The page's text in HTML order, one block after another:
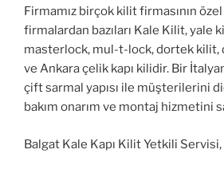
Firmamız birçok kilit firmasının
firmalardan bazıları Kale Kilit, yale
masterlock, mul-t-lock, dortek kilit,
ve Ankara çelik kapı kilidir. Bir
çift sarmal yapısı ile müşterilerini
bakım onarım ve montaj hizmetini
Balgat Kale Kapı Kilit Yetkili Servisi,